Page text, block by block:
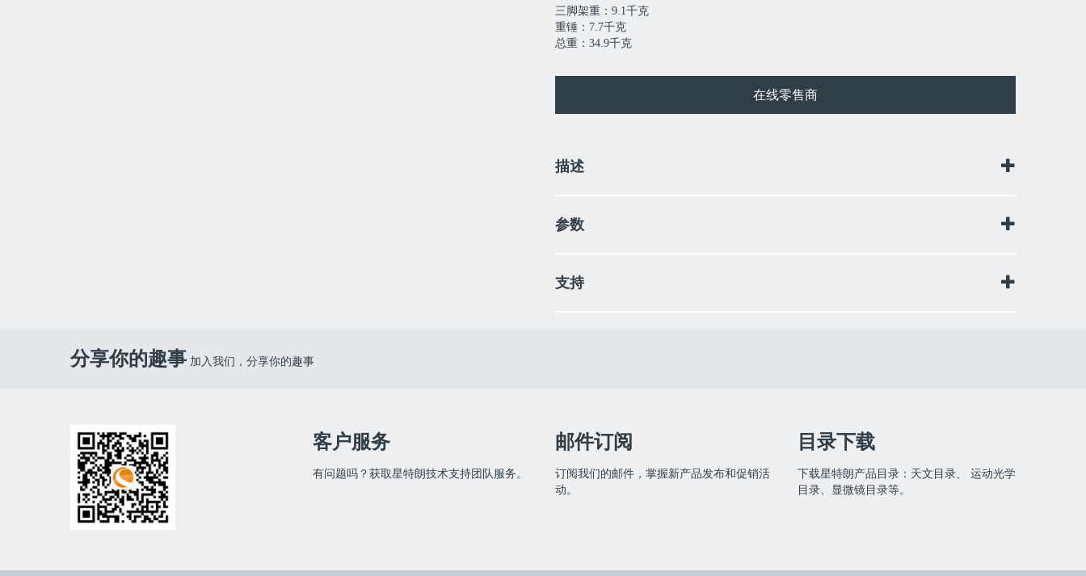
三脚架重：9.1千克
重锤：7.7千克
总重：34.9千克
在线零售商
描述
参数
口径：203毫米
极限星等：14等
分辨率：0.69角秒（瑞利极限）/0.57角秒（道氏极限）
副镜遮挡：64毫米
副镜遮挡百分比：31%（直径）/9.77%（面积）
支持
分享你的趣事 加入我们，分享你的趣事
客户服务
有问题吗？获取星特朗技术支持团队服务。
邮件订阅
订阅我们的邮件，掌握新产品发布和促销活
动。
目录下载
下载星特朗产品目录：天文目录、 运动光学
目录、显微镜目录等。